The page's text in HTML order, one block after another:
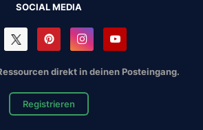
SOCIAL MEDIA
direkt in deinen Posteingang.
Registrieren